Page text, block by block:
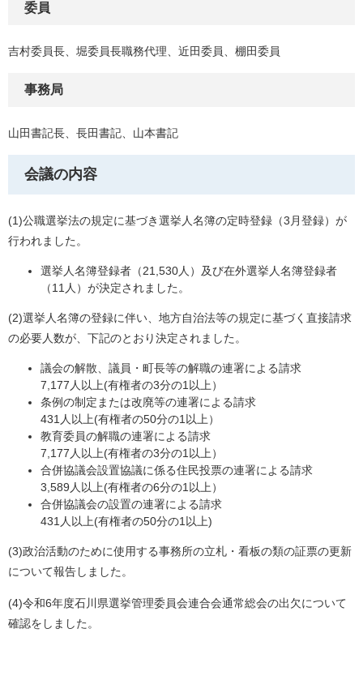
委員
吉村委員長、堀委員長職務代理、近田委員、棚田委員
事務局
山田書記長、長田書記、山本書記
会議の内容
(1)公職選挙法の規定に基づき選挙人名簿の定時登録（3月登録）が
行われました。
選挙人名簿登録者（21,530人）及び在外選挙人名簿登録者
（11人）が決定されました。
(2)選挙人名簿の登録に伴い、地方自治法等の規定に基づく直接請求
の必要人数が、下記のとおり決定されました。
議会の解散、議員・町長等の解職の連署による請求
7,177人以上(有権者の3分の1以上）
条例の制定または改廃等の連署による請求
431人以上(有権者の50分の1以上）
教育委員の解職の連署による請求
7,177人以上(有権者の3分の1以上）
合併協議会設置協議に係る住民投票の連署による請求
3,589人以上(有権者の6分の1以上）
合併協議会の設置の連署による請求
431人以上(有権者の50分の1以上)
(3)政治活動のために使用する事務所の立札・看板の類の証票の更新
について報告しました。
(4)令和6年度石川県選挙管理委員会連合会通常総会の出欠について
確認をしました。